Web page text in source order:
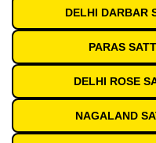
DELHI DARBAR
PARAS
DELHI ROSE
NAGALAND